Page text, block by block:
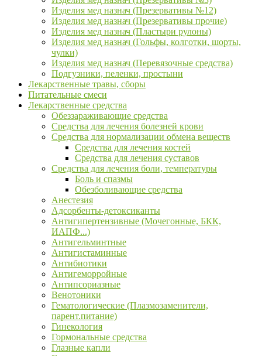
Изделия мед назнач (Презервативы №12)
Изделия мед назнач (Презервативы прочие)
Изделия мед назнач (Пластыри рулоны)
Изделия мед назнач (Гольфы, колготки, шорты,
чулки)
Изделия мед назнач (Перевязочные средства)
Подгузники, пеленки, простыни
Лекарственные травы, сборы
Питательные смеси
Лекарственные средства
Обеззараживающие средства
Средства для лечения болезней крови
Средства для нормализации обмена веществ
Средства для лечения костей
Средства для лечения суставов
Средства для лечения боли, температуры
Боль и спазмы
Обезболивающие средства
Анестезия
Адсорбенты-детоксиканты
Антигипертензивные (Мочегонные, БКК,
ИАПФ...)
Антигельминтные
Антигистаминные
Антибиотики
Антигеморройные
Антипсориазные
Венотоники
Гематологические (Плазмозаменители,
парент.питание)
Гинекология
Гормональные средства
Глазные капли